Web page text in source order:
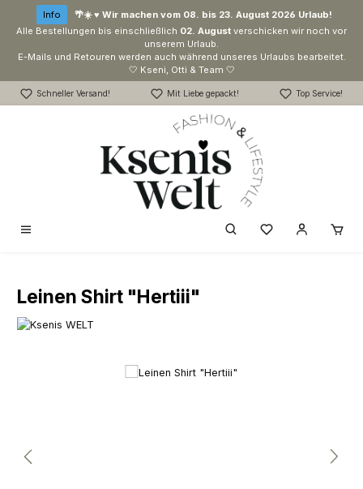
Zum Hauptinhalt springen
Info
🌴☀️ ♥ Wir machen vom 08. bis 23. August 2026 Urlaub!
Alle Bestellungen bis einschließlich 02. August verschicken wir noch vor
unserem Urlaub.
E-Mails und Retouren werden auch während unseres Urlaubs bearbeitet.
🤍 Kseni, Otti & Team 🤍
Schneller Versand! Mit Liebe gepackt! Top Service!
Du hast 0
Leinen Shirt "Hertiii"
Bildergalerie überspringen